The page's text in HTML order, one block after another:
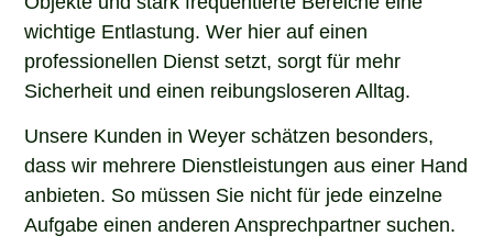
wichtige Entlastung. Wer hier auf einen
professionellen Dienst setzt, sorgt für mehr
Sicherheit und einen reibungsloseren Alltag.
Unsere Kunden in Weyer schätzen besonders,
dass wir mehrere Dienstleistungen aus einer Hand
anbieten. So müssen Sie nicht für jede einzelne
Aufgabe einen anderen Ansprechpartner suchen.